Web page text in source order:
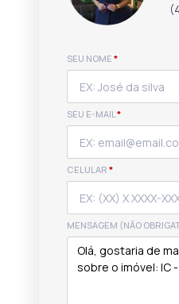
SEU NOME *
SEU E-MAIL*
CELULAR *
MENSAGEM (NÃO